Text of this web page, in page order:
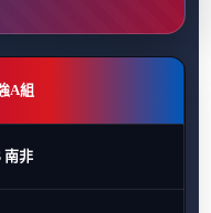
A組
南非